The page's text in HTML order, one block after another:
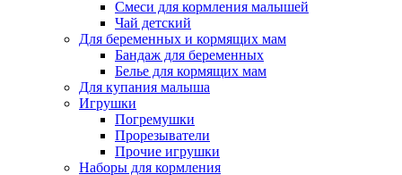
Смеси для кормления малышей
Чай детский
Для беременных и кормящих мам
Бандаж для беременных
Белье для кормящих мам
Для купания малыша
Игрушки
Погремушки
Прорезыватели
Прочие игрушки
Наборы для кормления